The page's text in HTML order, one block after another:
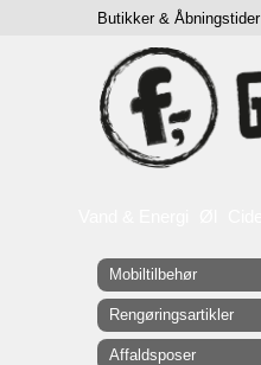
Mobiltilbehør
Rengøringsartikler
Affaldsposer
Butikker & Åbningstider